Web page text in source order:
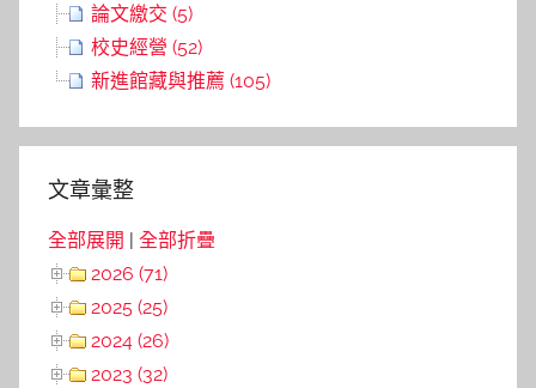
論文繳交 (5)
校史經營 (52)
新進館藏與推薦 (105)
文章彙整
全部展開 | 全部折疊
2026 (71)
2025 (25)
2024 (26)
2023 (32)